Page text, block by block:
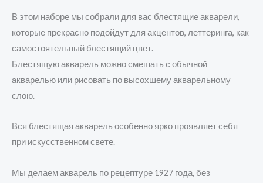
В этом наборе мы собрали для вас блестящие акварели,
которые прекрасно подойдут для акцентов, леттеринга, как
самостоятельный блестящий цвет.
Блестящую акварель можно смешать с обычной
акварелью или рисовать по высохшему акварельному
слою.
Вся блестящая акварель особенно ярко проявляет себя
при искусственном свете.
Мы делаем акварель по рецептуре 1927 года, без